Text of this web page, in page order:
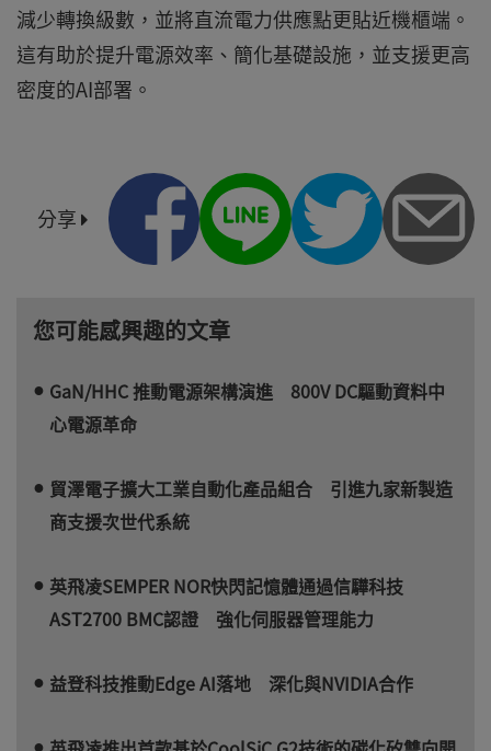
減少轉換級數，並將直流電力供應點更貼近機櫃端。
這有助於提升電源效率、簡化基礎設施，並支援更高
密度的AI部署。
分享
您可能感興趣的文章
GaN/HHC 推動電源架構演進 800V DC驅動資料中
心電源革命
貿澤電子擴大工業自動化產品組合 引進九家新製造
商支援次世代系統
英飛凌SEMPER NOR快閃記憶體通過信驊科技
AST2700 BMC認證 強化伺服器管理能力
益登科技推動Edge AI落地 深化與NVIDIA合作